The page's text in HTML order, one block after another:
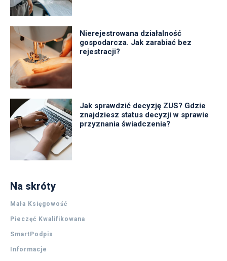
Nierejestrowana działalność
gospodarcza. Jak zarabiać bez
rejestracji?
Jak sprawdzić decyzję ZUS? Gdzie
znajdziesz status decyzji w sprawie
przyznania świadczenia?
Na skróty
Mała Księgowość
Pieczęć Kwalifikowana
SmartPodpis
Informacje